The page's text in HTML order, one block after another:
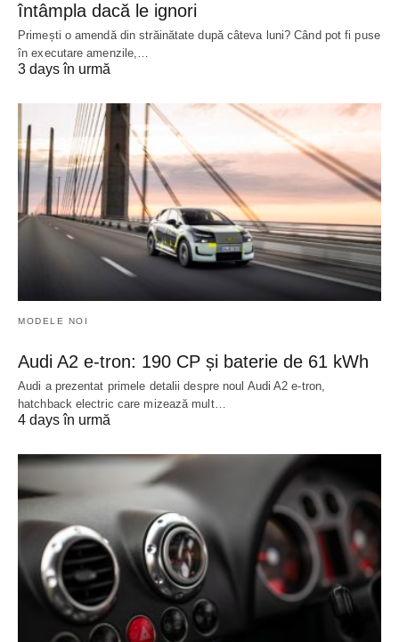
întâmpla dacă le ignori
Primești o amendă din străinătate după câteva luni? Când pot fi puse
în executare amenzile,…
3 days în urmă
MODELE NOI
Audi A2 e-tron: 190 CP și baterie de 61 kWh
Audi a prezentat primele detalii despre noul Audi A2 e-tron,
hatchback electric care mizează mult…
4 days în urmă